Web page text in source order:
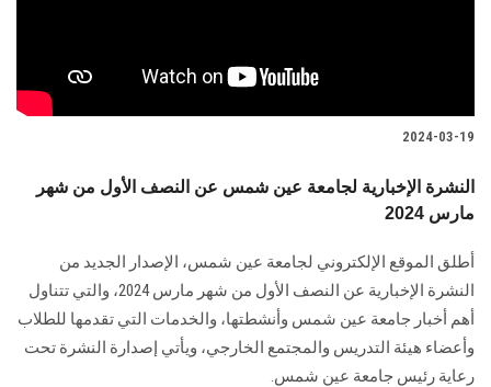
2024-03-19
النشرة الإخبارية لجامعة عين شمس عن النصف الأول من شهر
مارس 2024
أطلق الموقع الإلكتروني لجامعة عين شمس، الإصدار الجديد من
النشرة الإخبارية عن النصف الأول من شهر مارس 2024، والتي تتناول
أهم أخبار جامعة عين شمس وأنشطتها، والخدمات ‏التي تقدمها للطلاب
وأعضاء هيئة التدريس والمجتمع الخارجي‎، ويأتي إصدارة النشرة تحت
رعاية رئيس جامعة عين شمس.‏